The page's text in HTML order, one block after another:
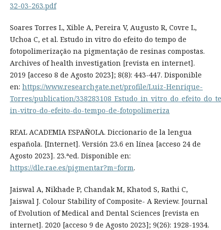
32-03-263.pdf
Soares Torres L, Xible A, Pereira V, Augusto R, Covre L,
Uchoa C, et al. Estudo in vitro do efeito do tempo de
fotopolimerização na pigmentação de resinas compostas.
Archives of health investigation [revista en internet].
2019 [acceso 8 de Agosto 2023]; 8(8): 443-447. Disponible
en: https://www.researchgate.net/profile/Luiz-Henrique-
Torres/publication/
in-vitro-do-efeito-do-tempo-de-fotopolimeriza
REAL ACADEMIA ESPAÑOLA. Diccionario de la lengua
española. [Internet]. Versión 23.6 en línea [acceso 24 de
Agosto 2023]. 23.ªed. Disponible en:
https://dle.rae.es/pigmentar?m=form.
Jaiswal A, Nikhade P, Chandak M, Khatod S, Rathi C,
Jaiswal J. Colour Stability of Composite- A Review. Journal
of Evolution of Medical and Dental Sciences [revista en
internet]. 2020 [acceso 9 de Agosto 2023]; 9(26): 1928-1934.